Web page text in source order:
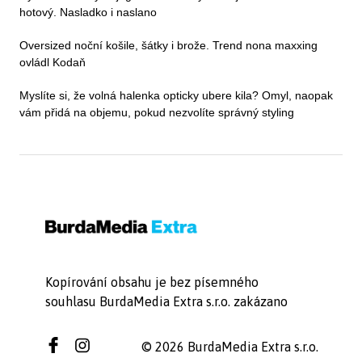
hotový. Nasladko i naslano
Oversized noční košile, šátky i brože. Trend nona maxxing
ovládl Kodaň
Myslíte si, že volná halenka opticky ubere kila? Omyl, naopak
vám přidá na objemu, pokud nezvolíte správný styling
Kopírování obsahu je bez písemného
souhlasu BurdaMedia Extra s.r.o. zakázano
© 2026 BurdaMedia Extra s.r.o.